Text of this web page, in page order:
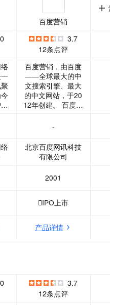
百度营销
3.7
12条点评
百度营销，由百度
——全球最大的中
文搜索引擎、最大
的中文网站，于20
12年创建。 百度营
国中小企业的成
长，推动中国社会
经济发展和转型的
销以“让营销人都懂
命，致力于推动中
升，让互联网营销
手段的能力不断上
升。
-
北京百度网讯科技
有限公司
2001
IPO上市
产品详情
3.7
12条点评